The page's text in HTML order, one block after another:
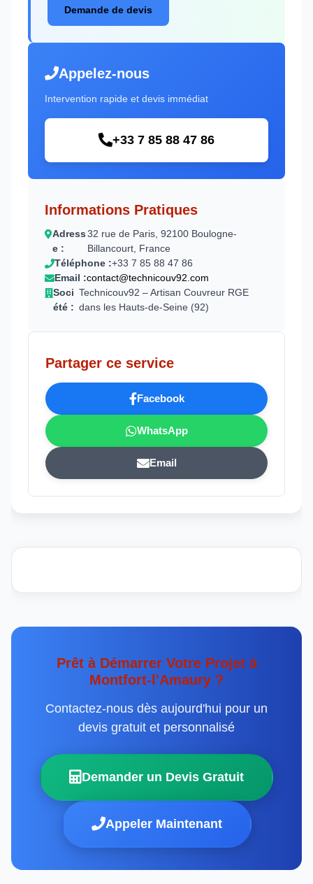
Demande de devis
Appelez-nous
Intervention rapide et devis immédiat
+33 7 85 88 47 86
Informations Pratiques
Adress
e :
32 rue de Paris, 92100 Boulogne-
Billancourt, France
Téléphone :+33 7 85 88 47 86
Email :contact@technicouv92.com
Soci
été :
Technicouv92 – Artisan Couvreur RGE
dans les Hauts-de-Seine (92)
Partager ce service
Facebook
WhatsApp
Email
Prêt à Démarrer Votre Projet à
Montfort-l'Amaury ?
Contactez-nous dès aujourd'hui pour un
devis gratuit et personnalisé
Demander un Devis Gratuit
Appeler Maintenant